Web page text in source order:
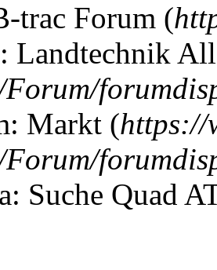
trac Forum (
Landtechnik
Forum/
Markt (https://
Forum/
Suche Quad